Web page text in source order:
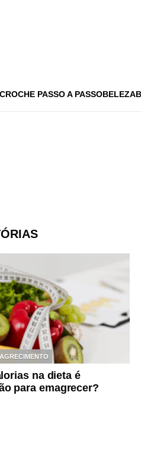
PASSO A PASSOBELEZA
na dieta é
para emagrecer?